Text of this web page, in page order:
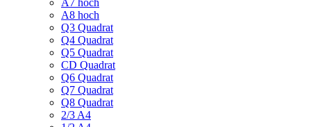
A7 hoch
A8 hoch
Q3 Quadrat
Q4 Quadrat
Q5 Quadrat
CD Quadrat
Q6 Quadrat
Q7 Quadrat
Q8 Quadrat
2/3 A4